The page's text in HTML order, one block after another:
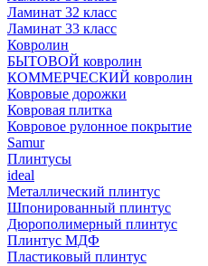
Ламинат 32 класс
Ламинат 33 класс
Ковролин
БЫТОВОЙ ковролин
КОММЕРЧЕСКИЙ ковролин
Ковровые дорожки
Ковровая плитка
Ковровое рулонное покрытие
Samur
Плинтусы
ideal
Металлический плинтус
Шпонированный плинтус
Дюрополимерный плинтус
Плинтус МДФ
Пластиковый плинтус